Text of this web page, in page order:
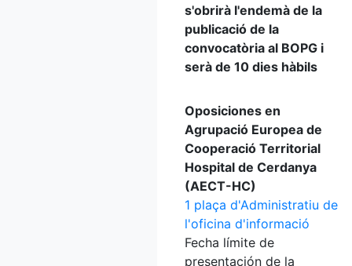
s'obrirà l'endemà de la
publicació de la
convocatòria al BOPG i
serà de 10 dies hàbils
Oposiciones en
Agrupació Europea de
Cooperació Territorial
Hospital de Cerdanya
(AECT-HC)
1 plaça d'Administratiu de
l'oficina d'informació
Fecha límite de
presentación de la